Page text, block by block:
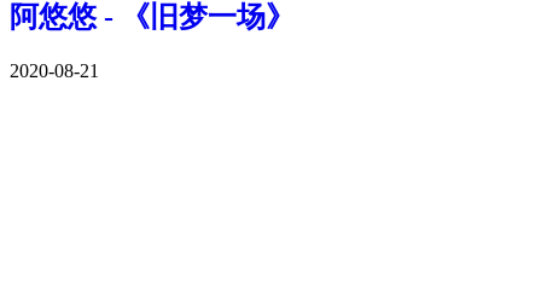
阿悠悠 - 《旧梦一场》
2020-08-21